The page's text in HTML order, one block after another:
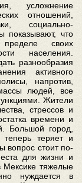
усложнение
отношений,
социально-
показывают, что
своих
населения.
разнообразия
активного
напротив,
людей, все
Жители
стрессов и
времени и
Большой город,
теряет и
вопрос стоит по-
для жизни и
Мексике тяжелые
нуждается в